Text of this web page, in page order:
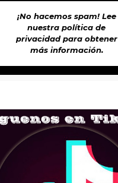
¡No hacemos spam! Lee
nuestra política de
privacidadpara obtener
más información.